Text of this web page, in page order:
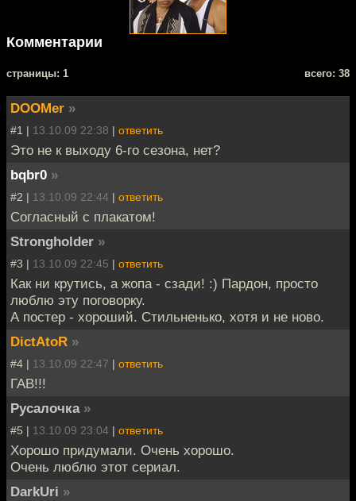
Комментарии
cтраницы: 1 всего: 38
DOOMer »
#1 | 13.10.09 22:38 | ответить
Это не к выходу 6-го сезона, нет?
bqbr0 »
#2 | 13.10.09 22:44 | ответить
Согласный с плакатом!
Strongholder »
#3 | 13.10.09 22:45 | ответить
Как ни крутись, а жопа - сзади! :) Пардон, просто
люблю эту поговорку.
А постер - хороший. Стильненько, хотя и не ново.
DictAtoR »
#4 | 13.10.09 22:47 | ответить
ГАВ!!!
Русалочка »
#5 | 13.10.09 23:04 | ответить
Хорошо придумали. Очень хорошо.
Очень люблю этот сериал.
DarkUri »